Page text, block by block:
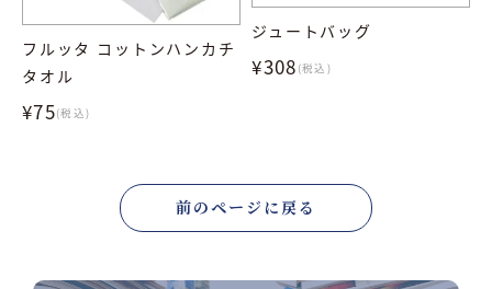
フルッタ コットンハンカチ
タオル
¥75(税込)
ジュートバッグ
¥308 (税込)
前のページに戻る